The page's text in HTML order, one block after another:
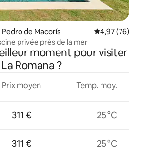
de Macorís Évaluation
4,97 (76)
privée près de la mer
moment pour visiter
La Romana ?
Prix moyen
311 €
311 €
Temp. moy.
25 °C
25 °C